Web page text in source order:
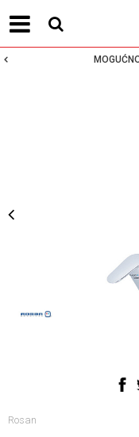
Rosan